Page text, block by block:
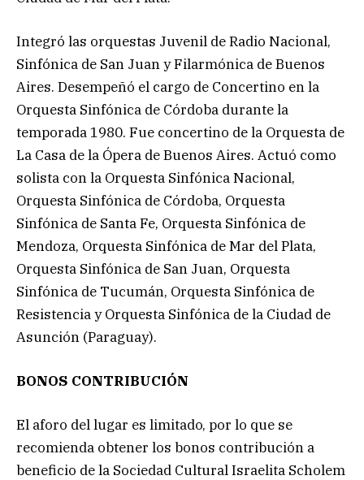
Integró las orquestas Juvenil de Radio Nacional,
Sinfónica de San Juan y Filarmónica de Buenos
Aires. Desempeñó el cargo de Concertino en la
Orquesta Sinfónica de Córdoba durante la
temporada 1980. Fue concertino de la Orquesta de
La Casa de la Ópera de Buenos Aires. Actuó como
solista con la Orquesta Sinfónica Nacional,
Orquesta Sinfónica de Córdoba, Orquesta
Sinfónica de Santa Fe, Orquesta Sinfónica de
Mendoza, Orquesta Sinfónica de Mar del Plata,
Orquesta Sinfónica de San Juan, Orquesta
Sinfónica de Tucumán, Orquesta Sinfónica de
Resistencia y Orquesta Sinfónica de la Ciudad de
Asunción (Paraguay).
BONOS CONTRIBUCIÓN
El aforo del lugar es limitado, por lo que se
recomienda obtener los bonos contribución a
beneficio de la Sociedad Cultural Israelita Scholem